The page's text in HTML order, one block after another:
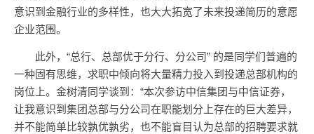
意识到金融行业的多样性，也大大拓宽了未来投递简历的意愿
企业范围。
此外，“总行、总部优于分行、分公司” 的是同学们普遍的
一种固有思维，求职中倾向将大量精力投入到投递总部机构的
岗位上。金树清同学谈到：“本次参访中信集团与中信证券，
让我意识到集团总部与分公司在职能划分上存在的巨大差异，
并不能简单比较孰优孰劣，也不能盲目认为总部的招聘要求就